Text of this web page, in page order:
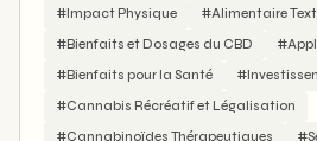
#Impact Physique
#Alimentaire
#Bienfaits et Dosages du CBD
#Bienfaits pour la Santé
#Cannabis Récréatif et Légalisation
#Cannabinoïdes Thérapeutiques